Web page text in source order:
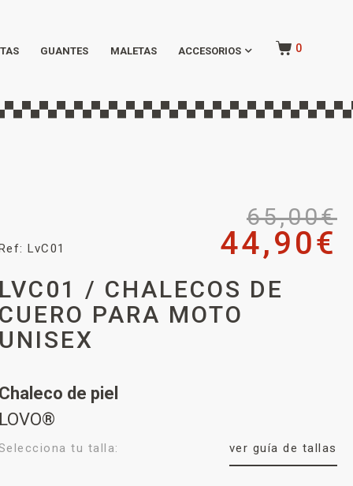
GUANTES MALETAS ACCESORIOS 0
LvC01
65,00€
44,90€
/ CHALECOS DE
PARA MOTO
de piel
tu talla: ver guía de tallas